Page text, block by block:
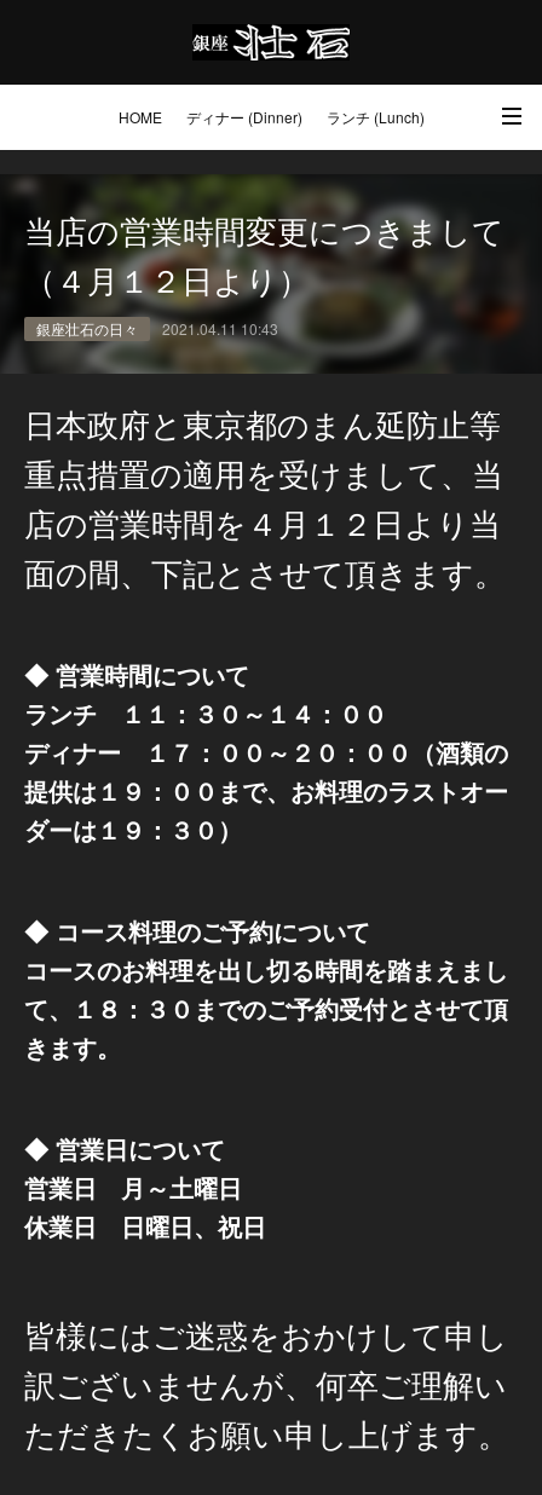
HOME ディナー (Dinner) ランチ (Lunch)
アクセス・ご予約 (Access / Reservations) ワイン (Wine)
壮石の心 (Our Philosophy)
当店の営業時間変更につきまして
（４月１２日より）
銀座壮石の日々 2021.04.11 10:43
日本政府と東京都のまん延防止等
重点措置の適用を受けまして、当
店の営業時間を４月１２日より当
面の間、下記とさせて頂きます。
◆ 営業時間について
ランチ １１：３０～１４：００
ディナー １７：００～２０：００（酒類の
提供は１９：００まで、お料理のラストオー
ダーは１９：３０）
◆ コース料理のご予約について
コースのお料理を出し切る時間を踏まえまし
て、１８：３０までのご予約受付とさせて頂
きます。
◆ 営業日について
営業日 月～土曜日
休業日 日曜日、祝日
皆様にはご迷惑をおかけして申し
訳ございませんが、何卒ご理解い
ただきたくお願い申し上げます。